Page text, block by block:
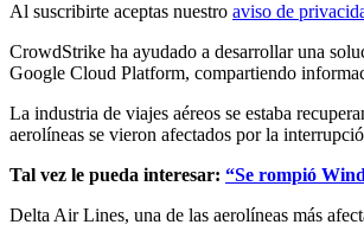
Al suscribirte aceptas nuestro aviso de
CrowdStrike ha ayudado a desarrollar una
Google Cloud Platform, compartiendo
La industria de viajes aéreos se estaba
aerolíneas se vieron afectados por la
Tal vez le pueda interesar: “Se rompió
Delta Air Lines, una de las aerolíneas más